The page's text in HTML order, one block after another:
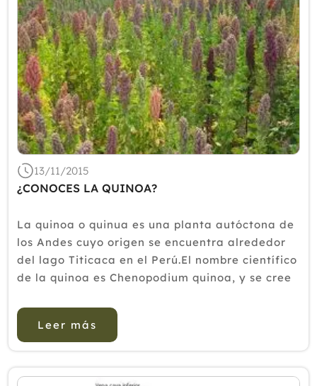
13/11/2015
¿CONOCES LA QUINOA?
La quinoa o quinua es una planta autóctona de
los Andes cuyo origen se encuentra alrededor
del lago Titicaca en el Perú.El nombre científico
de la quinoa es Chenopodium quinoa, y se cree
5000 años.Plantación de QuinoaLa quinoa es
una planta que mide...
Leer más